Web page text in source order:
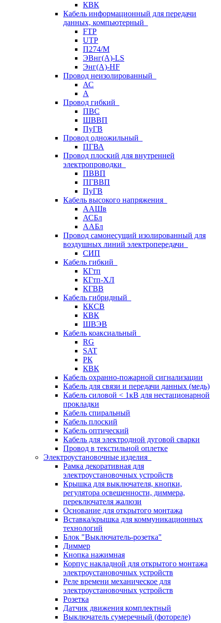
КВК
Кабель информационный для передачи
данных, компьютерный
FTP
UTP
П274/М
ЭВнг(А)-LS
Энг(А)-HF
Провод неизолированный
АС
А
Провод гибкий
ПВС
ШВВП
ПуГВ
Провод одножильный
ПГВА
Провод плоский для внутренней
электропроводки
ПВВП
ПГВВП
ПуГВ
Кабель высокого напряжения
ААШв
АСБл
ААБл
Провод самонесущий изолированный для
воздушных линий электропередачи
СИП
Кабель гибкий
КГтп
КГтп-ХЛ
КГВВ
Кабель гибридный
ККСВ
КВК
ШВЭВ
Кабель коаксиальный
RG
SAT
РК
КВК
Кабель охранно-пожарной сигнализации
Кабель для связи и передачи данных (медь)
Кабель силовой < 1кВ для нестационарной
прокладки
Кабель спиральный
Кабель плоский
Кабель оптический
Кабель для электродной дуговой сварки
Провод в текстильной оплетке
Электроустановочные изделия
Рамка декоративная для
электроустановочных устройств
Крышка для выключателя, кнопки,
регулятора освещенности, диммера,
переключателя жалюзи
Основание для открытого монтажа
Вставка/крышка для коммуникационных
технологий
Блок "Выключатель-розетка"
Диммер
Кнопка нажимная
Корпус накладной для открытого монтажа
электроустановочных устройств
Реле времени механическое для
электроустановочных устройств
Розетка
Датчик движения комплектный
Выключатель сумеречный (фотореле)